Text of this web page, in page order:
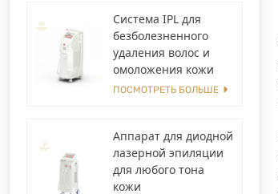
Система IPL для
безболезненного
удаления волос и
омоложения кожи
ПОСМОТРЕТЬ БОЛЬШЕ
Аппарат для диодной
лазерной эпиляции
для любого тона
кожи